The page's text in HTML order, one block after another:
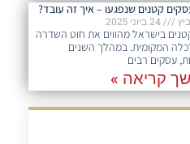
קטנים שנפגעו – איך זה עובד?
בישראל מהווים את חוט השדרה
המקומית. במהלך השנים
עסקים רבים
קריאה »